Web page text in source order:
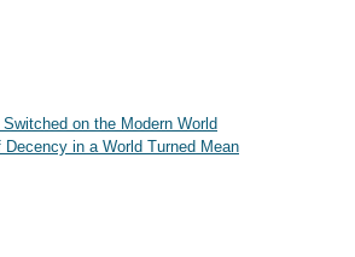
on the Modern World
in a World Turned Mean